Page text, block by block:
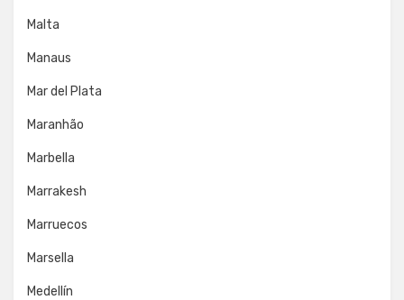
Malta
Manaus
Mar del Plata
Maranhão
Marbella
Marrakesh
Marruecos
Marsella
Medellín